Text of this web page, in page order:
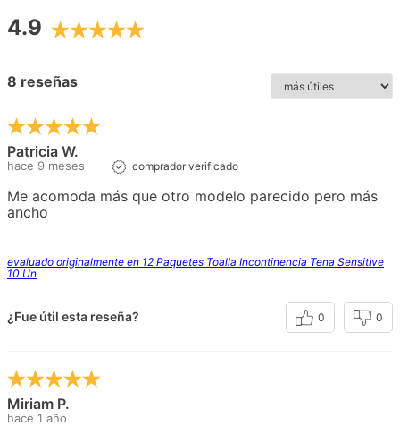
4.9
8 reseñas
Patricia W.
hace 9 meses comprador verificado
Me acomoda más que otro modelo parecido pero más
ancho
evaluado originalmente en 12 Paquetes Toalla Incontinencia Tena Sensitive
10 Un
¿Fue útil esta reseña? 0 0
Miriam P.
hace 1 año